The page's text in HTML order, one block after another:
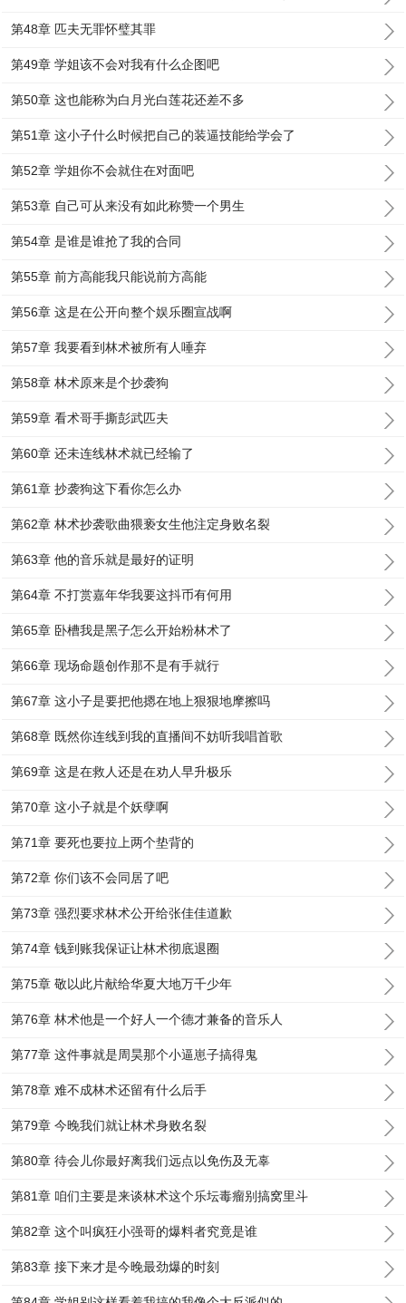
第48章 匹夫无罪怀璧其罪
第49章 学姐该不会对我有什么企图吧
第50章 这也能称为白月光白莲花还差不多
第51章 这小子什么时候把自己的装逼技能给学会了
第52章 学姐你不会就住在对面吧
第53章 自己可从来没有如此称赞一个男生
第54章 是谁是谁抢了我的合同
第55章 前方高能我只能说前方高能
第56章 这是在公开向整个娱乐圈宣战啊
第57章 我要看到林术被所有人唾弃
第58章 林术原来是个抄袭狗
第59章 看术哥手撕彭武匹夫
第60章 还未连线林术就已经输了
第61章 抄袭狗这下看你怎么办
第62章 林术抄袭歌曲猥亵女生他注定身败名裂
第63章 他的音乐就是最好的证明
第64章 不打赏嘉年华我要这抖币有何用
第65章 卧槽我是黑子怎么开始粉林术了
第66章 现场命题创作那不是有手就行
第67章 这小子是要把他摁在地上狠狠地摩擦吗
第68章 既然你连线到我的直播间不妨听我唱首歌
第69章 这是在救人还是在劝人早升极乐
第70章 这小子就是个妖孽啊
第71章 要死也要拉上两个垫背的
第72章 你们该不会同居了吧
第73章 强烈要求林术公开给张佳佳道歉
第74章 钱到账我保证让林术彻底退圈
第75章 敬以此片献给华夏大地万千少年
第76章 林术他是一个好人一个德才兼备的音乐人
第77章 这件事就是周昊那个小逼崽子搞得鬼
第78章 难不成林术还留有什么后手
第79章 今晚我们就让林术身败名裂
第80章 待会儿你最好离我们远点以免伤及无辜
第81章 咱们主要是来谈林术这个乐坛毒瘤别搞窝里斗
第82章 这个叫疯狂小强哥的爆料者究竟是谁
第83章 接下来才是今晚最劲爆的时刻